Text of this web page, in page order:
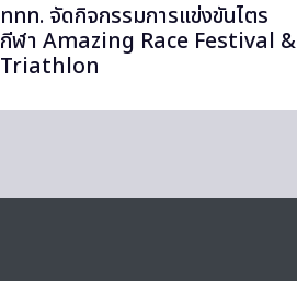
ททท. จัดกิจกรรมการแข่งขันไตร
กีฬา Amazing Race Festival &
Triathlon